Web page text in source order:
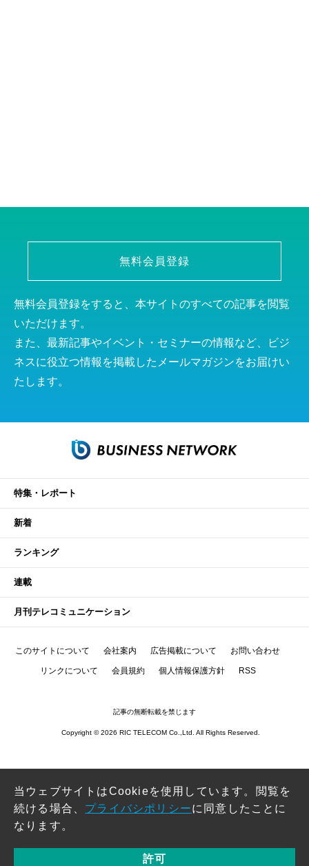
無料会員登録
無料会員登録をすると、本サイトのすべての記事を閲覧
いただけます。
また、最新記事やイベント・セミナーの情報など、ビジ
ネスに役立つ情報を掲載したメールマガジンをお届けい
たします。
特集・レポート
新着
ランキング
連載
月刊テレコミュニケーション
このサイトについて 会社案内 広告掲載について お問い合わせ
リンクについて 会員規約 個人情報保護方針 RSS
記事の無断転載を禁じます
Copyright © 2026 RIC TELECOM Co.,Ltd. All Rights Reserved.
当ウェブサイトはCookieを使用しています。閲覧を
続ける場合、 プライバシポリシーに同意したことに
なります。
許可